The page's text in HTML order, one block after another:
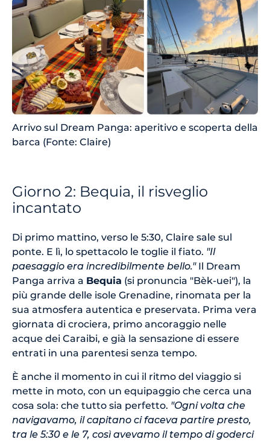
Arrivo sul Dream Panga: aperitivo e scoperta della
barca (Fonte: Claire)
Giorno 2: Bequia, il risveglio
incantato
Di primo mattino, verso le 5:30, Claire sale sul
ponte. E lì, lo spettacolo le toglie il fiato. "Il
paesaggio era incredibilmente bello."Il Dream
Panga arriva a Bequia (si pronuncia "Bèk-uei"), la
più grande delle isole Grenadine, rinomata per la
sua atmosfera autentica e preservata. Prima vera
giornata di crociera, primo ancoraggio nelle
acque dei Caraibi, e già la sensazione di essere
entrati in una parentesi senza tempo.
È anche il momento in cui il ritmo del viaggio si
mette in moto, con un equipaggio che cerca una
cosa sola: che tutto sia perfetto. "Ogni volta che
navigavamo, il capitano ci faceva partire presto,
tra le 5:30 e le 7, così avevamo il tempo di goderci